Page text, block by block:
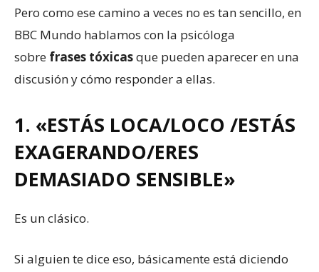
Pero como ese camino a veces no es tan sencillo, en
BBC Mundo hablamos con la psicóloga
sobre frases tóxicasque pueden aparecer en una
discusión y cómo responder a ellas.
1. «ESTÁS LOCA/LOCO /ESTÁS
EXAGERANDO/ERES
DEMASIADO SENSIBLE»
Es un clásico.
Si alguien te dice eso, básicamente está diciendo